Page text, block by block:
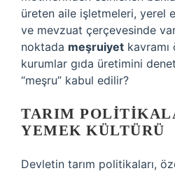
üreten aile işletmeleri, yerel
ve mevzuat çerçevesinde
noktada meşruiyet kavramı
kurumlar gıda üretimini
“meşru” kabul edilir?
TARIM
YEMEK KÜLTÜRÜ
Devletin tarım politikaları,